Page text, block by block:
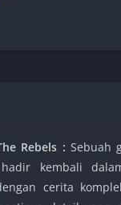
Rebels : Sebuah
hadir kembali
cerita